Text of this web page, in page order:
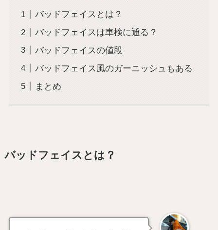
バッドフェイスとは？
バッドフェイスは車検に通る？
バッドフェイスの値段
バッドフェイス風のガーニッシュもある
まとめ
バッドフェイスとは？